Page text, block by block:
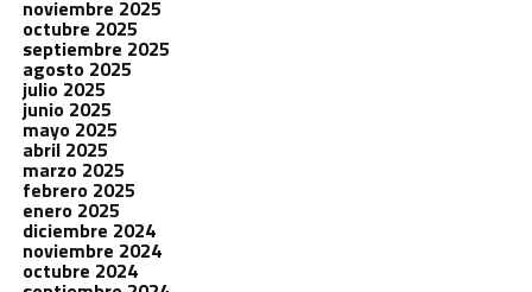
noviembre 2025
octubre 2025
septiembre 2025
agosto 2025
julio 2025
junio 2025
mayo 2025
abril 2025
marzo 2025
febrero 2025
enero 2025
diciembre 2024
noviembre 2024
octubre 2024